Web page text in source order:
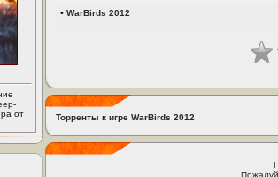
от
• WarBirds 2012
Торренты к игре WarBirds 2012